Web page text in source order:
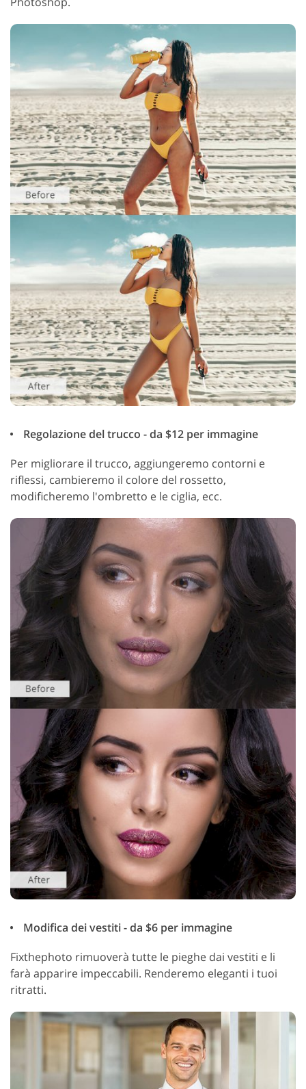
Regolazione del trucco - da $12 per immagine
Per migliorare il trucco, aggiungeremo contorni e
riflessi, cambieremo il colore del rossetto,
modificheremo l'ombretto e le ciglia, ecc.
Modifica dei vestiti - da $6 per immagine
Fixthephoto rimuoverà tutte le pieghe dai vestiti e li
farà apparire impeccabili. Renderemo eleganti i tuoi
ritratti.